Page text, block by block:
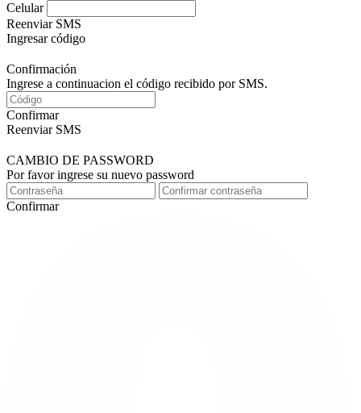
Celular
Reenviar SMS
Ingresar código
Confirmación
Ingrese a continuacion el código recibido por SMS.
Confirmar
Reenviar SMS
CAMBIO DE PASSWORD
Por favor ingrese su nuevo password
Confirmar